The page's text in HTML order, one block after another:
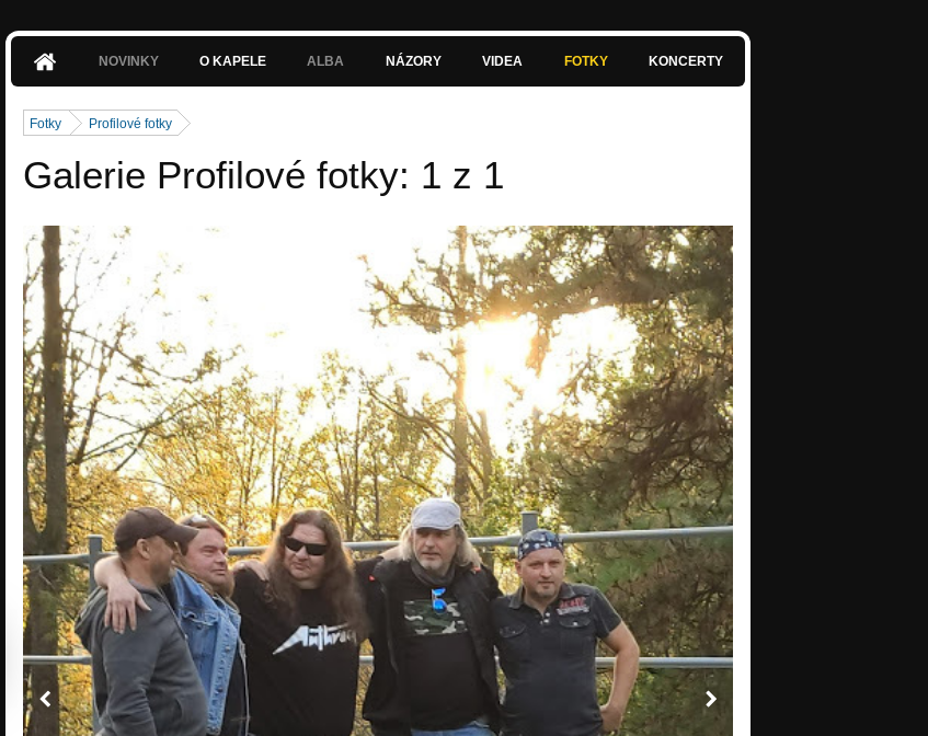
NOVINKY O KAPELE ALBA NÁZORY VIDEA FOTKY KONCERTY
Fotky Profilové fotky
Galerie Profilové fotky: 1 z 1